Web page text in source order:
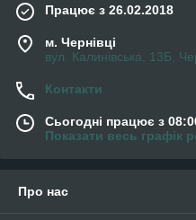
Працює з 26.02.2018
м. Чернівці
вул. Калинівська, 13Б,
Контакти
Сьогодні працює з
Показати весь графік
Про нас